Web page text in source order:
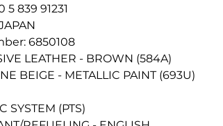
839 91231
6850108
LEATHER - BROWN (584A)
BEIGE - METALLIC PAINT (693U)
SYSTEM (PTS)